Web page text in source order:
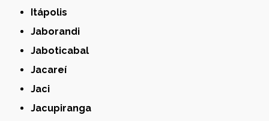
Itápolis
Jaborandi
Jaboticabal
Jacareí
Jaci
Jacupiranga